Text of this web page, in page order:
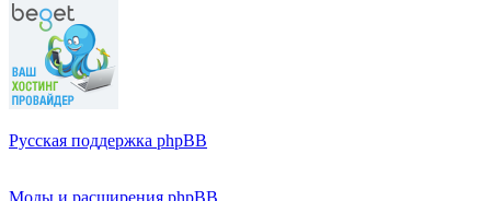
Русская поддержка phpBB
Моды и расширения phpBB